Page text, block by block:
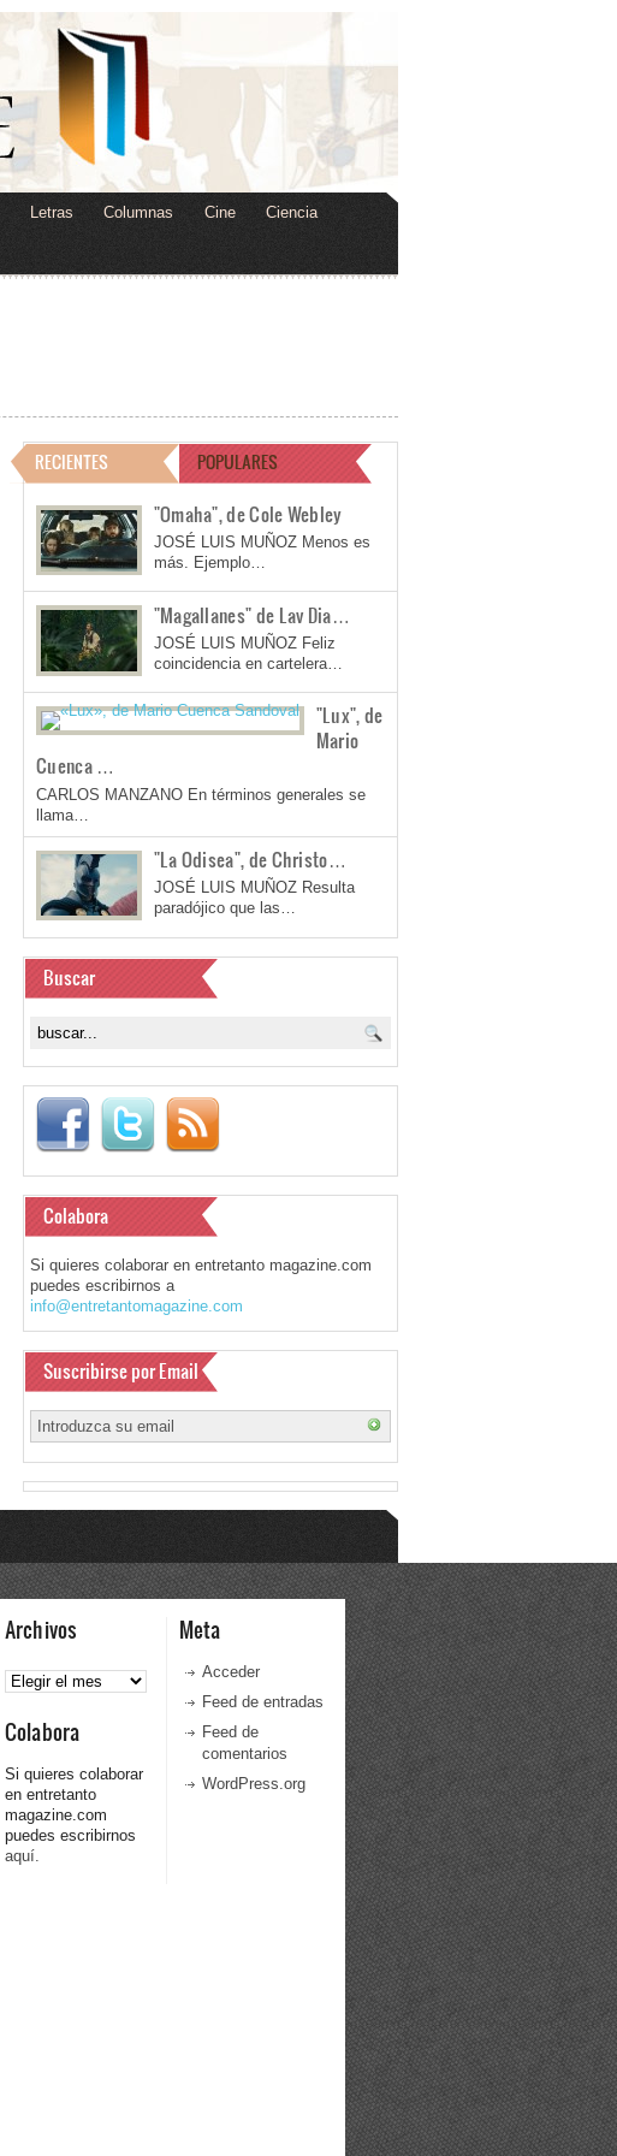
Letras Columnas Cine Ciencia
RECIENTES POPULARES
"Omaha", de Cole Webley
JOSÉ LUIS MUÑOZ Menos es
más. Ejemplo…
"Magallanes" de Lav Dia…
JOSÉ LUIS MUÑOZ Feliz
coincidencia en cartelera…
"Lux", de
Mario
Cuenca …
CARLOS MANZANO En términos generales se
llama…
"La Odisea", de Christo…
JOSÉ LUIS MUÑOZ Resulta
paradójico que las…
Buscar
Colabora
Si quieres colaborar en entretanto magazine.com
puedes escribirnos a
info@entretantomagazine.com
Suscribirse por Email
Archivos
Archivos
Colabora
Si quieres colaborar
en entretanto
magazine.com
puedes escribirnos
aquí.
Meta
Acceder
Feed de entradas
Feed de
comentarios
WordPress.org